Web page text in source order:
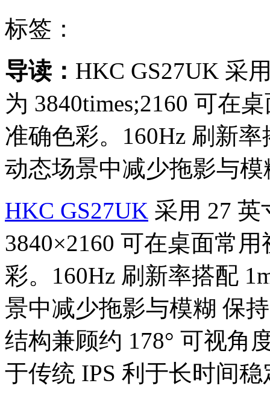
标签：
导读： HKC GS27UK 采
为 3840times;2160 可在
准确色彩。160Hz 刷新
动态场景中减少拖影与
HKC GS27UK 采用 27 英
3840×2160 可在桌面常
彩。160Hz 刷新率搭配
景中减少拖影与模糊 保
结构兼顾约 178° 可视角
于传统 IPS 利于长时间